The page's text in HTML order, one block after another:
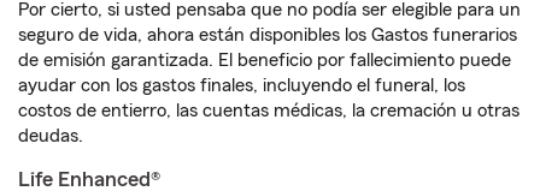
Por cierto, si usted pensaba que no podía ser elegible para un
seguro de vida, ahora están disponibles los Gastos funerarios
de emisión garantizada. El beneficio por fallecimiento puede
ayudar con los gastos finales, incluyendo el funeral, los
costos de entierro, las cuentas médicas, la cremación u otras
deudas.
Life Enhanced®